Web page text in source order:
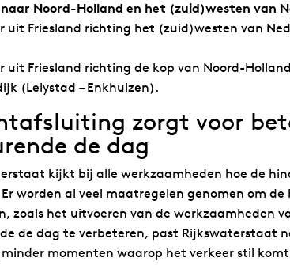
Noord-Holland en het (zuid)westen van
uit Friesland richting het (zuid)westen van
uit Friesland richting de kop van Noord-
(Lelystad – Enkhuizen).
zorgt voor
de dag
kijkt bij alle werkzaamheden hoe de
worden al veel maatregelen genomen om
zoals het uitvoeren van de werkzaamheden
de dag te verbeteren, past Rijkswaterstaat
momenten waarop het verkeer stil